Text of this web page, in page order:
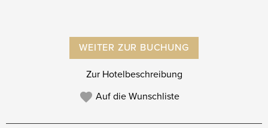
WEITER ZUR BUCHUNG
Zur Hotelbeschreibung
Auf die Wunschliste